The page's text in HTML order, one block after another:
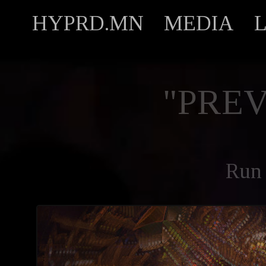
HYPRD.MN MEDIA